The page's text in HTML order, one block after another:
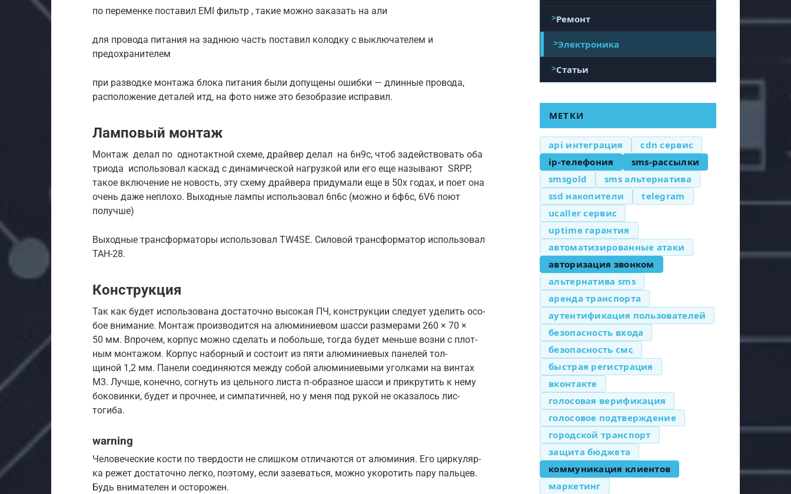
по переменке поставил EMI фильтр , такие можно заказать на али
для провода питания на заднюю часть поставил колодку с выключателем и
предохранителем
при разводке монтажа блока питания были допущены ошибки — длинные провода,
расположение деталей итд, на фото ниже это безобразие исправил.
Ламповый монтаж
Монтаж делал по однотактной схеме, драйвер делал на 6н9с, чтоб задействовать оба
триода использовал каскад с динамической нагрузкой или его еще называют SRPP,
такое включение не новость, эту схему драйвера придумали еще в 50х годах, и поет она
очень даже неплохо. Выходные лампы использовал 6п6с (можно и 6ф6с, 6V6 поют
получше)
Выходные трансформаторы использовал TW4SE. Силовой трансформатор использовал
ТАН-28.
Конструкция
Так как будет исполь­зована дос­таточ­но высокая ПЧ, конс­трук­ции сле­дует уде­лить осо­
бое вни­мание. Мон­таж про­изво­дит­ся на алю­мини­евом шас­си раз­мерами 260 × 70 ×
50 мм. Впро­чем, кор­пус мож­но сде­лать и поболь­ше, тог­да будет мень­ше воз­ни с плот­
ным мон­тажом. Кор­пус набор­ный и сос­тоит из пяти алю­мини­евых панелей тол­
щиной 1,2 мм. Панели соеди­няют­ся меж­ду собой алю­мини­евы­ми угол­ками на вин­тах
M3. Луч­ше, конеч­но, сог­нуть из цель­ного лис­та п‑образное шас­си и прик­рутить к нему
боковин­ки, будет и проч­нее, и сим­патич­ней, но у меня под рукой не ока­залось лис­
тогиба.
warning
Че­лове­чес­кие кос­ти по твер­дости не слиш­ком отли­чают­ся от алю­миния. Его цир­куляр­
ка режет дос­таточ­но лег­ко, поэто­му, если зазевать­ся, мож­но уко­ротить пару паль­цев.
Будь вни­мате­лен и осто­рожен.
Ремонт
Электроника
Статьи
МЕТКИ
api интеграция
cdn сервис
ip-телефония
sms-рассылки
smsgold
sms альтернатива
ssd накопители
telegram
ucaller сервис
uptime гарантия
автоматизированные атаки
авторизация звонком
альтернатива sms
аренда транспорта
аутентификация пользователей
безопасность входа
безопасность смс
быстрая регистрация
вконтакте
голосовая верификация
голосовое подтверждение
городской транспорт
защита бюджета
коммуникация клиентов
маркетинг